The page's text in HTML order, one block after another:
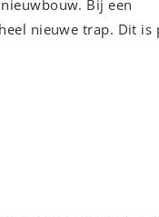
Bij een
nieuwe trap. Dit is